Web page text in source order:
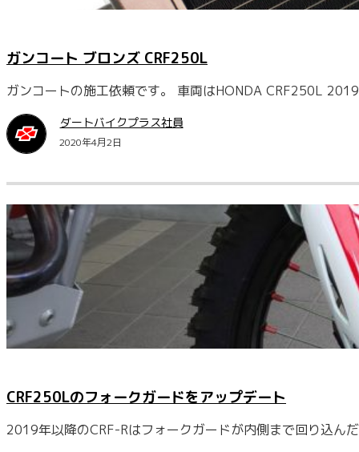
ガンコート ブロンズ CRF250L
ガンコートの施工依頼です。 車両はHONDA CRF250L
ダートバイクプラス社員
2020年4月2日
CRF250Lのフォークガードをアップデート
2019年以降のCRF-Rはフォークガードが内側まで回り込